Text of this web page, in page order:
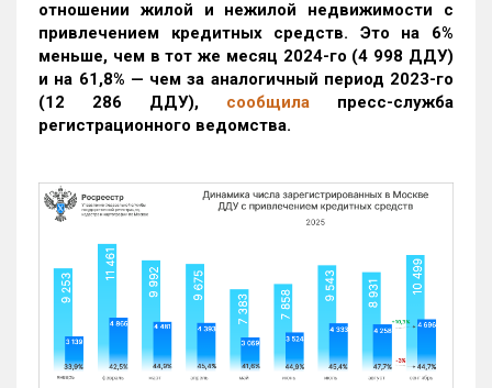
отношении жилой и нежилой недвижимости с
привлечением кредитных средств. Это на 6%
меньше, чем в тот же месяц 2024-го (4 998 ДДУ)
и на 61,8% — чем за аналогичный период 2023-го
(12 286 ДДУ), сообщила пресс-служба
регистрационного ведомства.